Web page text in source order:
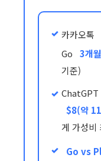
카카오톡
Go
3개
기준)
ChatGPT
$8(약
게 가성비
Go vs